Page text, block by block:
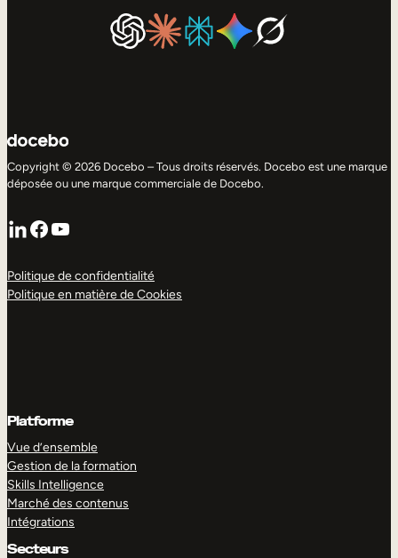
Copyright © 2026 Docebo – Tous droits réservés. Docebo est une marque
déposée ou une marque commerciale de Docebo.
LinkedIn
Facebook
YouTube
Politique de confidentialité
Politique en matière de Cookies
Platforme
Vue d’ensemble
Gestion de la formation
Skills Intelligence
Marché des contenus
Intégrations
Secteurs